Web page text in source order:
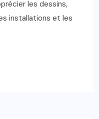
les dessins,
installations et les